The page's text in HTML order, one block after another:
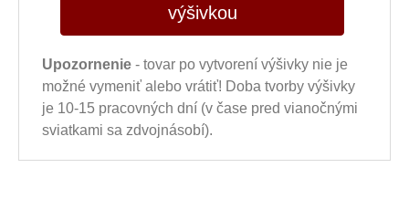
výšivkou
Upozornenie - tovar po vytvorení výšivky nie je
možné vymeniť alebo vrátiť! Doba tvorby výšivky
je 10-15 pracovných dní (v čase pred vianočnými
sviatkami sa zdvojnásobí).